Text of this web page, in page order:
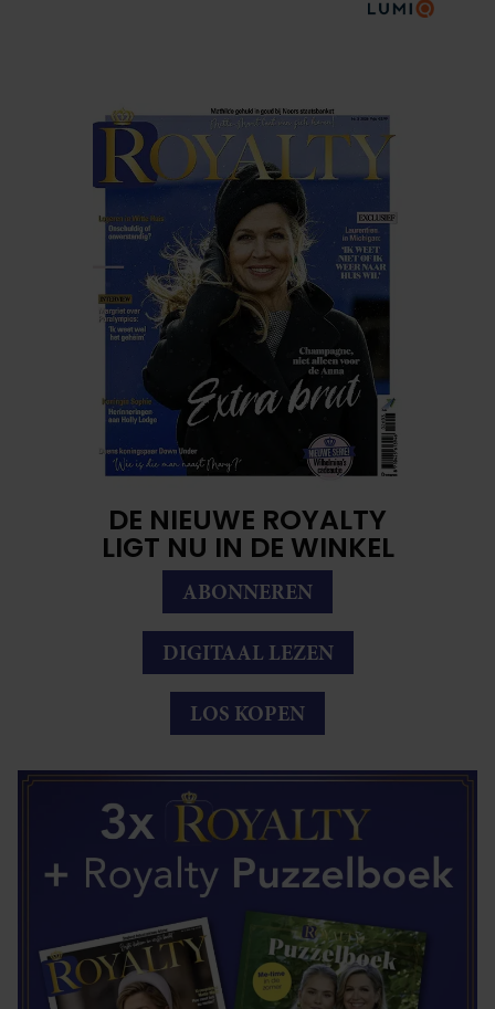
DE NIEUWE ROYALTY
LIGT NU IN DE WINKEL
ABONNEREN
DIGITAAL LEZEN
LOS KOPEN